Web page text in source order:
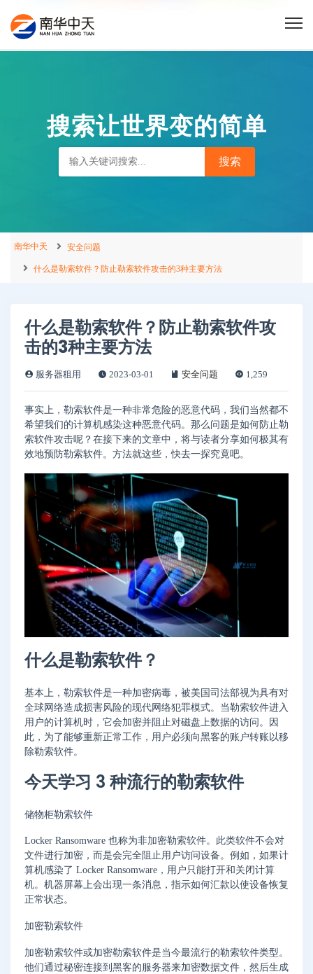
搜索让世界变的简单
南华中天 安全问题
什么是勒索软件？防止勒索软件攻击的3种主要方法
什么是勒索软件？防止勒索软件攻
击的3种主要方法
服务器租用 2023-03-01 安全问题 1,259
事实上，勒索软件是一种非常危险的恶意代码，我们当然都不
希望我们的计算机感染这种恶意代码。那么问题是如何防止勒
索软件攻击呢？在接下来的文章中，将与读者分享如何极其有
效地预防勒索软件。方法就这些，快去一探究竟吧。
什么是勒索软件？
基本上，勒索软件是一种加密病毒，被美国司法部视为具有对
全球网络造成损害风险的现代网络犯罪模式。当勒索软件进入
用户的计算机时，它会加密并阻止对磁盘上数据的访问。因
此，为了能够重新正常工作，用户必须向黑客的账户转账以移
除勒索软件。
今天学习 3 种流行的勒索软件
储物柜勒索软件
Locker Ransomware 也称为非加密勒索软件。此类软件不会对
文件进行加密，而是会完全阻止用户访问设备。例如，如果计
算机感染了 Locker Ransomware，用户只能打开和关闭计算
机。机器屏幕上会出现一条消息，指示如何汇款以使设备恢复
正常状态。
加密勒索软件
加密勒索软件或加密勒索软件是当今最流行的勒索软件类型。
他们通过秘密连接到黑客的服务器来加密数据文件，然后生成